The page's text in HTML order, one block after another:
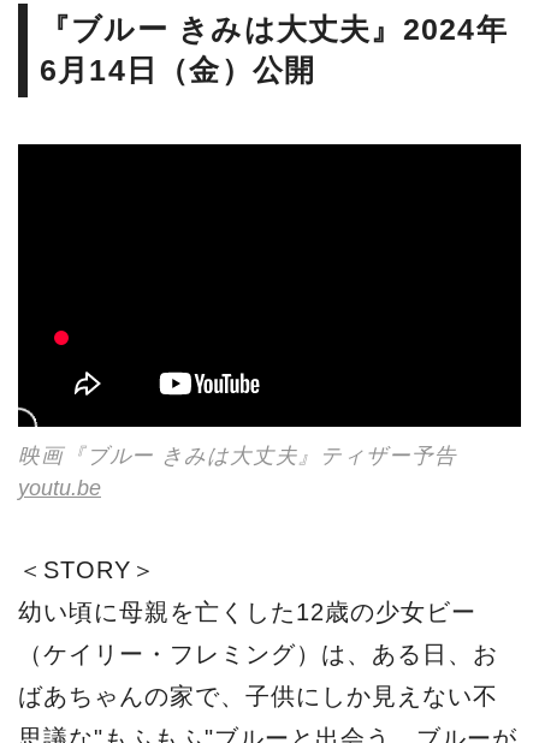
『ブルー きみは大丈夫』2024年
6月14日（金）公開
映画『ブルー きみは大丈夫』ティザー予告
youtu.be
＜STORY＞
幼い頃に母親を亡くした12歳の少女ビー
（ケイリー・フレミング）は、ある日、お
ばあちゃんの家で、子供にしか見えない不
思議な"もふもふ"ブルーと出会う。ブルーが